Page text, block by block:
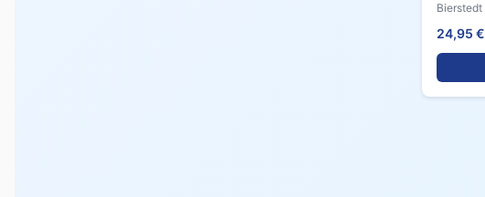
Bierstedt
24,95 €